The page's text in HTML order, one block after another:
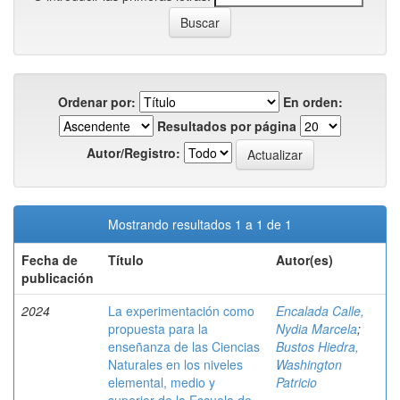
Ordenar por:
En orden:
Resultados por página
Autor/Registro:
Mostrando resultados 1 a 1 de 1
Fecha de
publicación
Título Autor(es)
2024
La experimentación como
propuesta para la
enseñanza de las Ciencias
Naturales en los niveles
elemental, medio y
Encalada Calle,
Nydia Marcela;
Bustos Hiedra,
Washington
Patricio